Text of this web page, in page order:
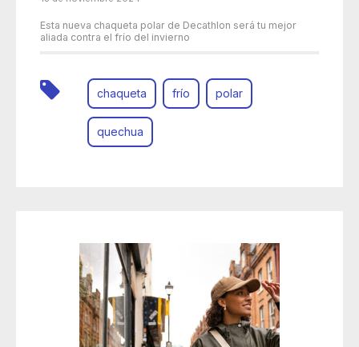
Esta nueva chaqueta polar de Decathlon será tu mejor
aliada contra el frío del invierno
chaqueta frío polar
quechua